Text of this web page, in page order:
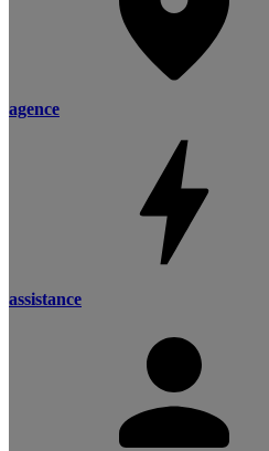
agence
assistance